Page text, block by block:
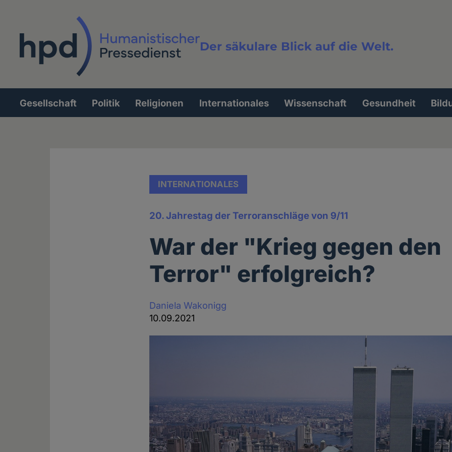
Der säkulare Blick auf die Welt.
Volltextsuche
Hauptnavigation
Gesellschaft Politik Religionen Internationales Wissenschaft Gesundheit
INTERNATIONALES
20. Jahrestag der Terroranschläge von 9/11
War der "Krieg gegen den
Terror" erfolgreich?
Daniela Wakonigg
10.09.2021